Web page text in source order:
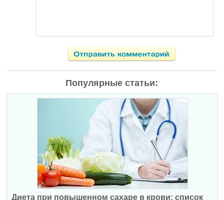
Популярные статьи:
Диета при повышенном сахаре в крови: список